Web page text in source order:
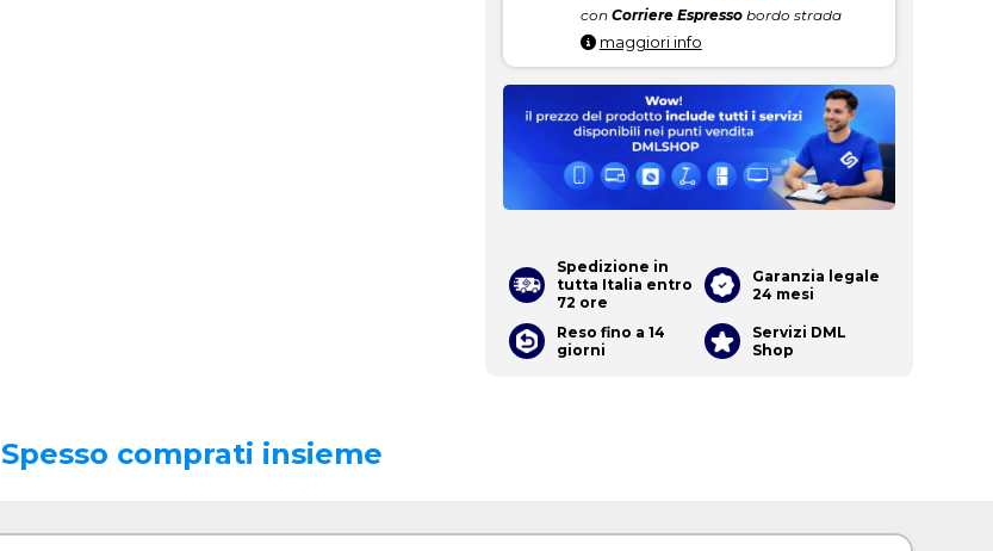
con Corriere Espressobordo strada
maggiori info
Spedizione in
tutta Italia entro
72 ore
Garanzia legale
24 mesi
Reso fino a 14
giorni
Servizi DML
Shop
Spesso comprati insieme